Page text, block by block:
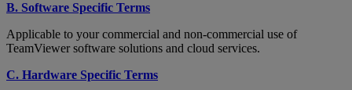
B. Software Specific Terms
Applicable to your commercial and non-commercial use of
TeamViewer software solutions and cloud services.
C. Hardware Specific Terms